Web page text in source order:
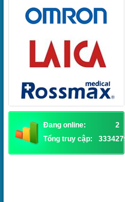
Đang online:
2
Tổng truy cập:
3334279